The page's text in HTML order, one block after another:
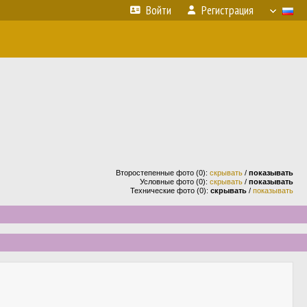
Войти Регистрация
Второстепенные фото (0): скрывать / показывать
Условные фото (0): скрывать / показывать
Технические фото (0): скрывать / показывать